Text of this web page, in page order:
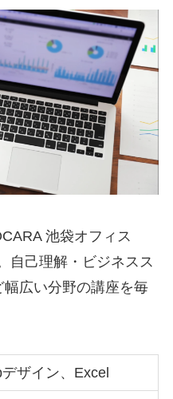
池袋オフィス
自己理解・ビジネスス
広い分野の講座を毎
ザイン、Excel